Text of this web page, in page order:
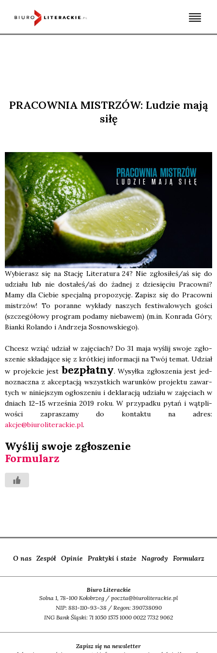
PRACOWNIA MISTRZÓW: Ludzie mają
siłę
Wybie­rasz się na Sta­cję Lite­ra­tu­ra 24? Nie zgłosiłeś/aś się do
udzia­łu lub nie dostałeś/aś do żad­nej z dzie­się­ciu Pra­cow­ni?
Mamy dla Cie­bie spe­cjal­ną pro­po­zy­cję. Zapisz się do Pra­cow­ni
mistrzów! To poran­ne wykła­dy naszych festi­wa­lo­wych gości
(szcze­gó­ło­wy pro­gram poda­my nie­ba­wem) (m.in. Kon­ra­da Góry,
Bian­ki Rolan­do i Andrze­ja Sosnow­skie­go).
Chcesz wziąć udział w zaję­ciach? Do 31 maja wyślij swo­je zgło­
sze­nie skła­da­ją­ce się z krót­kiej infor­ma­cji na Twój temat. Udział
w pro­jek­cie jest bez­płat­ny. Wysył­ka zgło­sze­nia jest jed­
no­znacz­na z akcep­ta­cją wszyst­kich warun­ków pro­jek­tu zawar­
tych w niniej­szym ogło­sze­niu i dekla­ra­cją udzia­łu w zaję­ciach w
dniach 12–15 wrze­śnia 2019 roku. W przy­pad­ku pytań i wąt­pli­
wo­ści zapra­sza­my do kon­tak­tu na adres:
akcje@biuroliterackie.pl.
Wyślij swo­je zgło­sze­nie
For­mu­larz
O nas Zespół Opinie Praktyki i staże Nagrody Formularz
Biuro Literackie
Solna 1, 78-100 Kołobrzeg / poczta@biuroliterackie.pl
NIP: 881-110-93-38 / Regon: 390738090
ING Bank Śląski: 71 1050 1575 1000 0022 7732 9062
Zapisz się na newsletter